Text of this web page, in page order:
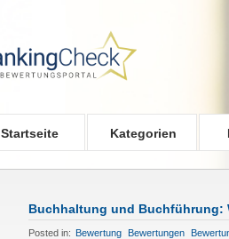
Startseite Kategorien
Buchhaltung und Buchführung:
Posted in: Bewertung Bewertungen